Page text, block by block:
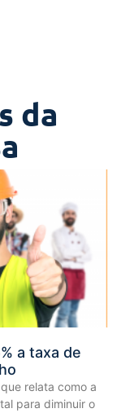
da
a taxa de
relata como a
para diminuir o